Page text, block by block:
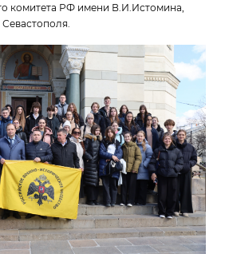
комитета РФ имени В.И.Истомина,